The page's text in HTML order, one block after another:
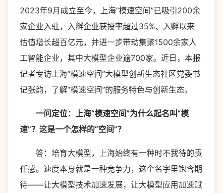
2023年9月成立至今，上海“模速空间”已吸引200余
家企业入驻，入孵企业获投率超过35%、入孵以来
估值增长超百亿元，并进一步带动集聚1500余家人
工智能企业，其中大模型企业逾700家。近日，本报
记者专访上海“模速空间”大模型创新生态社区党委书
记张韵，了解“模速空间”的服务特色与创新生态。
一问定位：上海“模速空间”为什么起名叫“模
速”？这是一个怎样的“空间”？
答：培育大模型，上海始终有一种时不我待的责
任感。速度本身就是一种竞争力，这个名字里饱含期
待——让大模型技术加速发展，让大模型应用加速赋